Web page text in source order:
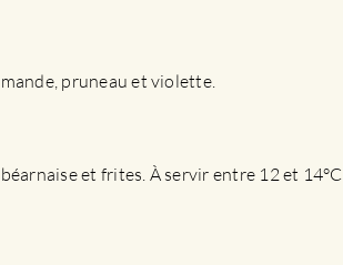
pruneau et violette.
et frites. À servir entre 12 et 14°C.